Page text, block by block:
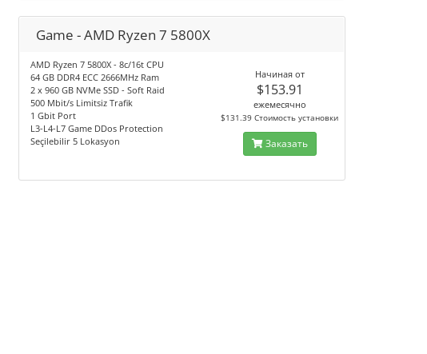
Game - AMD Ryzen 7 5800X
AMD Ryzen 7 5800X - 8c/16t CPU
64 GB DDR4 ECC 2666MHz Ram
2 x 960 GB NVMe SSD - Soft Raid
500 Mbit/s Limitsiz Trafik
1 Gbit Port
L3-L4-L7 Game DDos Protection
Seçilebilir 5 Lokasyon
Начиная от
$153.91
ежемесячно
$131.39 Стоимость установки
Заказать